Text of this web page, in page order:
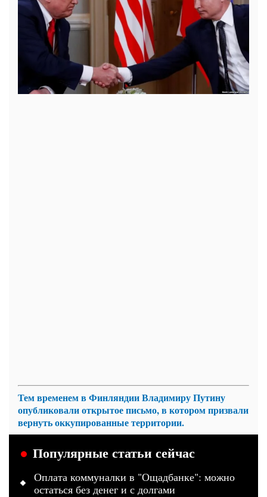
Тем временем в Финляндии Владимиру Путину
опубликовали открытое письмо, в котором призвали
вернуть оккупированные территории.
Популярные статьи сейчас
Оплата коммуналки в "Ощадбанке": можно
остаться без денег и с долгами